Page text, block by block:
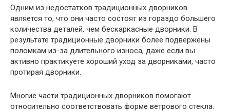
Одним из недостатков традиционных дворников
является то, что они часто состоят из гораздо большего
количества деталей, чем бескаркасные дворники. В
результате традиционные дворники более подвержены
поломкам из-за длительного износа, даже если вы
активно практикуете хороший уход за дворниками, часто
протирая дворники.
Многие части традиционных дворников помогают
относительно соответствовать форме ветрового стекла.